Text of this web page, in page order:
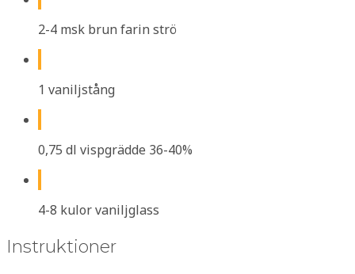
2-4 msk brun farin strö
1 vaniljstång
0,75 dl vispgrädde 36-40%
4-8 kulor vaniljglass
Instruktioner